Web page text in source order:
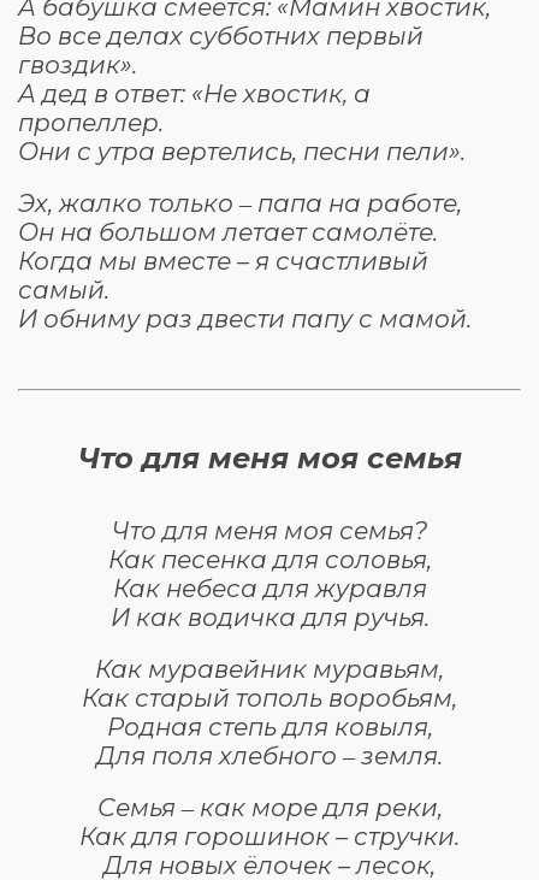
А бабушка смеётся: «Мамин хвостик,
Во все делах субботних первый
гвоздик».
А дед в ответ: «Не хвостик, а
пропеллер.
Они с утра вертелись, песни пели».
Эх, жалко только ‒ папа на работе,
Он на большом летает самолёте.
Когда мы вместе – я счастливый
самый.
И обниму раз двести папу с мамой.
Что для меня моя семья
Что для меня моя семья?
Как песенка для соловья,
Как небеса для журавля
И как водичка для ручья.
Как муравейник муравьям,
Как старый тополь воробьям,
Родная степь для ковыля,
Для поля хлебного ‒ земля.
Семья ‒ как море для реки,
Как для горошинок – стручки.
Для новых ёлочек – лесок,